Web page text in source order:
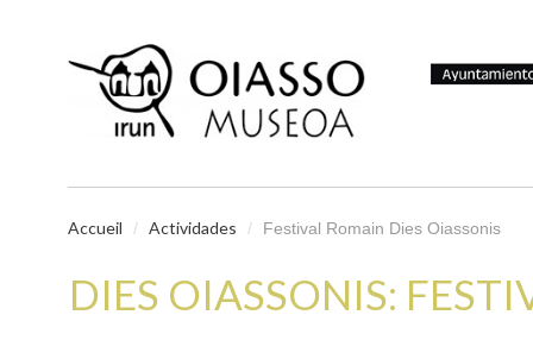
Accueil / Actividades / Festival Romain Dies Oiassonis
DIES OIASSONIS: